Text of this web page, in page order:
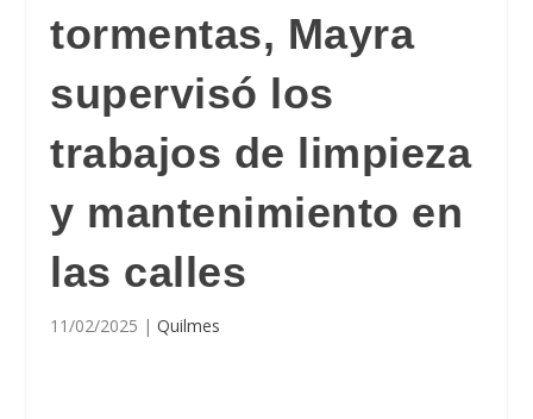
tormentas, Mayra
supervisó los
trabajos de limpieza
y mantenimiento en
las calles
11/02/2025 |Quilmes